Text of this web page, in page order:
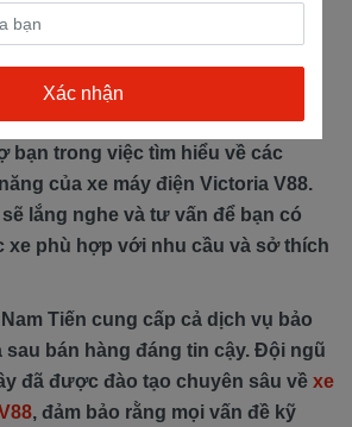
khách hàng với sự tận tâm và
Nam Tiến, bạn sẽ được đón tiếp
nhiệt tình và am hiểu về sản
bạn trong việc tìm hiểu về các
của xe máy điện Victoria V88.
lắng nghe và tư vấn để bạn có
xe phù hợp với nhu cầu và sở thích
Tiến cung cấp cả dịch vụ bảo
sau bán hàng đáng tin cậy. Đội ngũ
đã được đào tạo chuyên sâu về xe
, đảm bảo rằng mọi vấn đề kỹ